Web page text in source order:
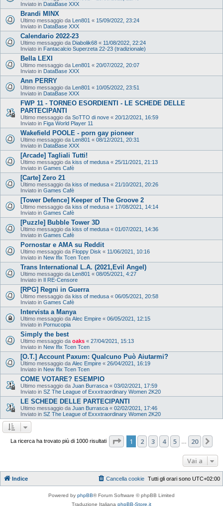
Inviato in DataBase XXX
Brandi MINX
Ultimo messaggio da Len801 « 15/09/2022, 23:24
Inviato in DataBase XXX
Calendario 2022-23
Ultimo messaggio da Diabolik68 « 11/08/2022, 22:24
Inviato in Fantacalcio Superzeta 22-23 (tradizionale)
Bella LEXI
Ultimo messaggio da Len801 « 20/07/2022, 20:07
Inviato in DataBase XXX
Ann PERRY
Ultimo messaggio da Len801 « 10/05/2022, 23:51
Inviato in DataBase XXX
FWP 11 - TORNEO ESORDIENTI - LE SCHEDE DELLE
PARTECIPANTI
Ultimo messaggio da SoTTO di nove « 20/12/2021, 16:59
Inviato in Figa World Player 11
Wakefield POOLE - porn gay pioneer
Ultimo messaggio da Len801 « 08/12/2021, 20:31
Inviato in DataBase XXX
[Arcade] Tagliali Tutti!
Ultimo messaggio da kiss of medusa « 25/11/2021, 21:13
Inviato in Games Cafè
[Carte] Zero 21
Ultimo messaggio da kiss of medusa « 21/10/2021, 20:26
Inviato in Games Cafè
[Tower Defence] Keeper of The Groove 2
Ultimo messaggio da kiss of medusa « 17/08/2021, 14:14
Inviato in Games Cafè
[Puzzle] Bubble Tower 3D
Ultimo messaggio da kiss of medusa « 01/07/2021, 14:36
Inviato in Games Cafè
Pornostar e AMA su Reddit
Ultimo messaggio da Floppy Disk « 11/06/2021, 10:16
Inviato in New Ifix Tcen Tcen
Trans International L.A. (2021,Evil Angel)
Ultimo messaggio da Len801 « 08/05/2021, 4:27
Inviato in Il RE-Censore
[RPG] Regni in Guerra
Ultimo messaggio da kiss of medusa « 06/05/2021, 20:58
Inviato in Games Cafè
Intervista a Manya
Ultimo messaggio da Alec Empire « 06/05/2021, 12:15
Inviato in Pornucopia
Simply the best
Ultimo messaggio da oaks « 27/04/2021, 15:13
Inviato in New Ifix Tcen Tcen
[O.T.] Account Paxum: Qualcuno Può Aiutarmi?
Ultimo messaggio da Alec Empire « 26/04/2021, 16:19
Inviato in New Ifix Tcen Tcen
COME VOTARE? ESEMPIO
Ultimo messaggio da Juan Burrasca « 03/02/2021, 17:59
Inviato in SZ The League of Exxxtraordinary Women 2K20
LE SCHEDE DELLE PARTECIPANTI
Ultimo messaggio da Juan Burrasca « 02/02/2021, 17:46
Inviato in SZ The League of Exxxtraordinary Women 2K20
La ricerca ha trovato più di 1000 risultati Pagina di 20
1 2 3 4 5 20
Vai a
Indice Tutti gli orari sono UTC+02:00
Cancella cookie
Powered by phpBB® Forum Software © phpBB Limited
Traduzione Italiana phpBB-Store.it